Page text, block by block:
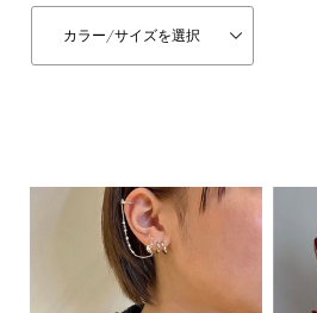
カラー/サイズを選択